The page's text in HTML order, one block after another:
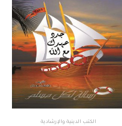
الكتب الدينية والإرشادية